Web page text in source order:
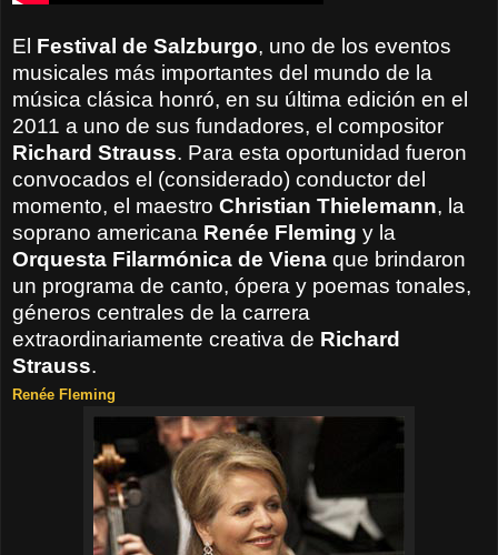
El Festival de Salzburgo, uno de los eventos
musicales más importantes del mundo de la
música clásica honró, en su última edición en el
2011 a uno de sus fundadores, el compositor
Richard Strauss. Para esta oportunidad fueron
convocados el (considerado) conductor del
momento, el maestro Christian Thielemann, la
soprano americana Renée Fleming y la
Orquesta Filarmónica de Viena que brindaron
un programa de canto, ópera y poemas tonales,
géneros centrales de la carrera
extraordinariamente creativa de Richard
Strauss.
Renée Fleming